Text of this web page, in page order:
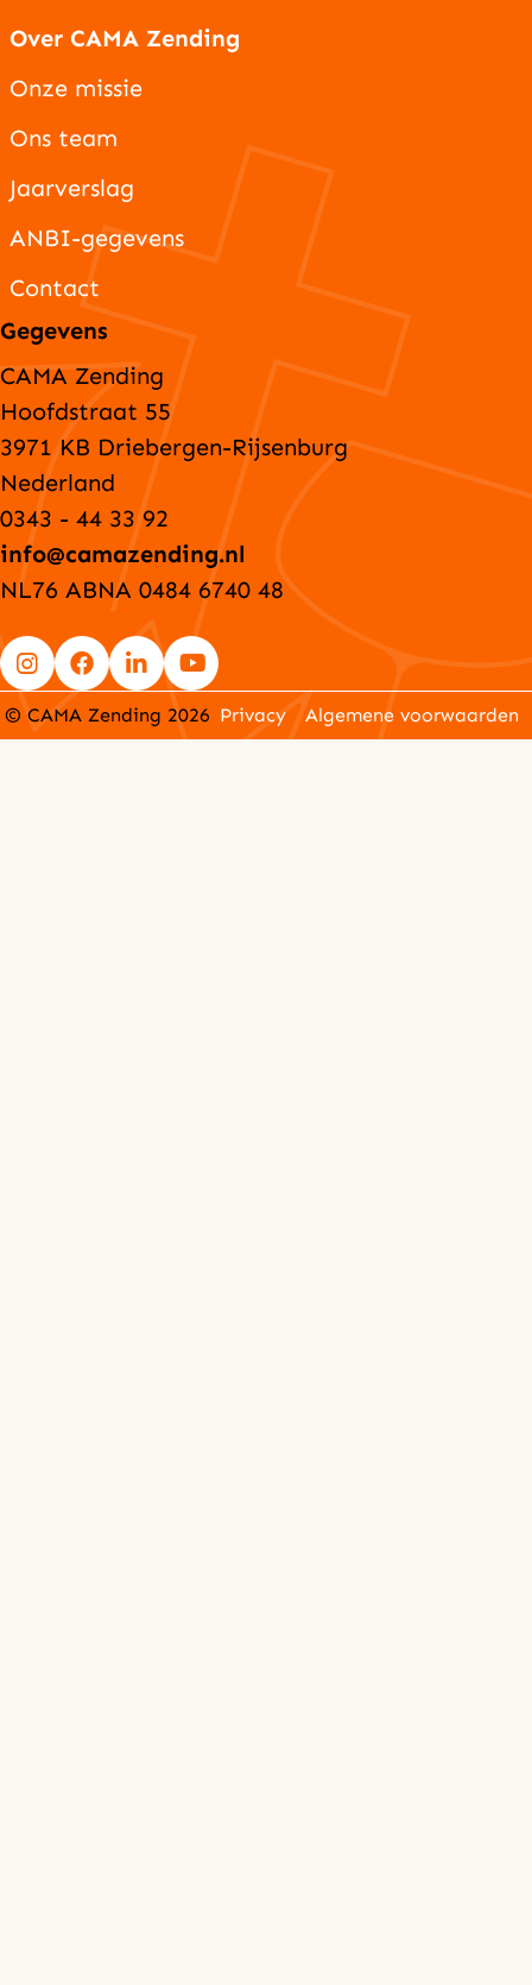
Over CAMA Zending
Onze missie
Ons team
Jaarverslag
ANBI-gegevens
Contact
Gegevens
CAMA Zending
Hoofdstraat 55
3971 KB Driebergen-Rijsenburg
Nederland
0343 - 44 33 92
info@camazending.nl
NL76 ABNA 0484 6740 48
Go
to
Go
to
Go
to
Go
to
© CAMA Zending 2026 Privacy Algemene voorwaarden